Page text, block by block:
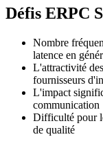
Défis ERPC
Nombre
latence en
L'attractivité
fournisseurs
L'impact
communication
Difficulté pour
de qualité